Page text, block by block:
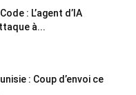
: L’agent d’IA
à...
: Coup d’envoi ce